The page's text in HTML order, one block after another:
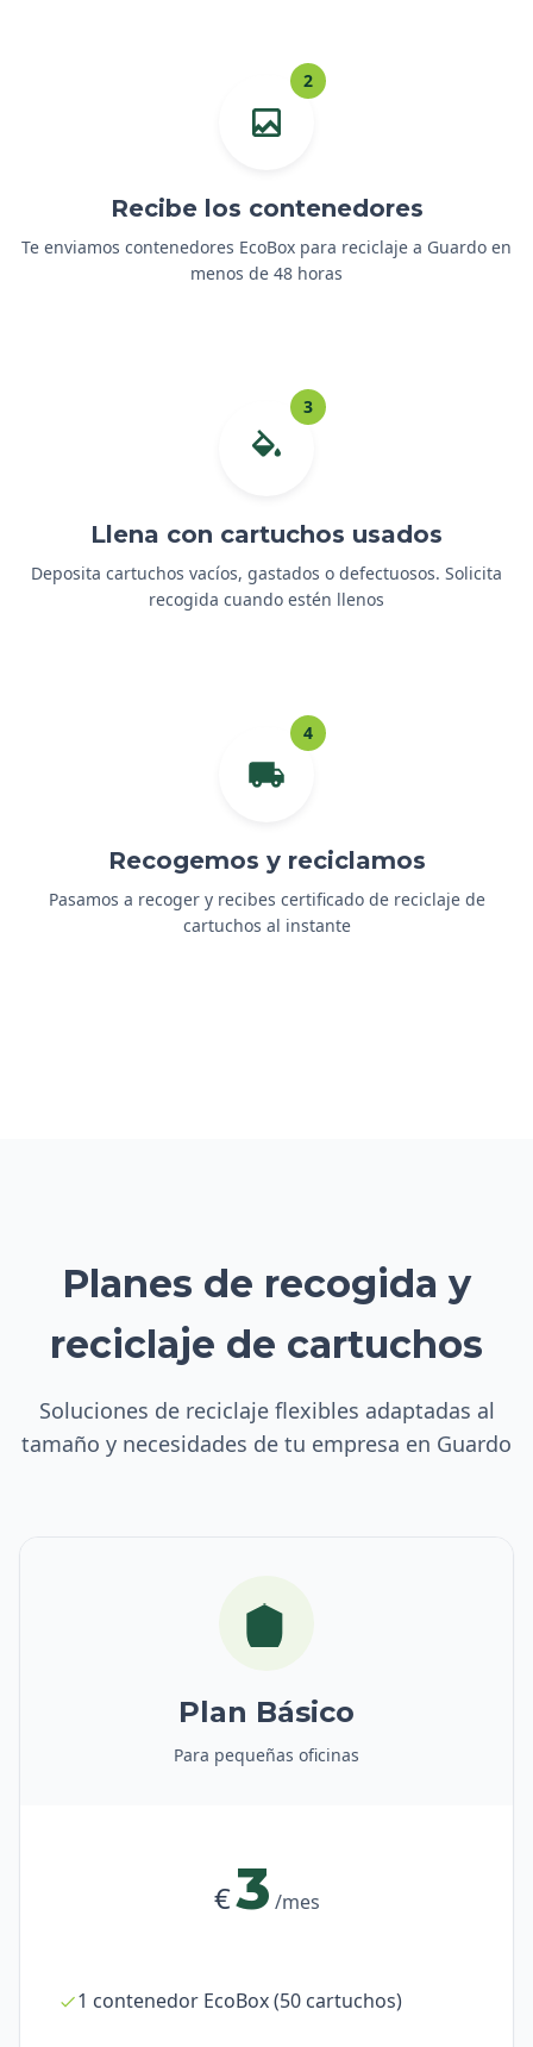
2
Recibe los contenedores
Te enviamos contenedores EcoBox para reciclaje a Guardo en
menos de 48 horas
3
Llena con cartuchos usados
Deposita cartuchos vacíos, gastados o defectuosos. Solicita
recogida cuando estén llenos
4
Recogemos y reciclamos
Pasamos a recoger y recibes certificado de reciclaje de
cartuchos al instante
Planes de recogida y
reciclaje de cartuchos
Soluciones de reciclaje flexibles adaptadas al
tamaño y necesidades de tu empresa en Guardo
Plan Básico
Para pequeñas oficinas
€3 /mes
1 contenedor EcoBox (50 cartuchos)